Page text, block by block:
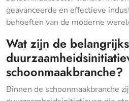
geavanceerde en effectieve
behoeften van de moderne
Wat zijn de
schoonmaakbranche?
Binnen de schoonmaakbranche